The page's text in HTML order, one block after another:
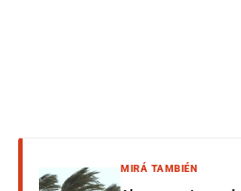
MIRÁ TAMBIÉN